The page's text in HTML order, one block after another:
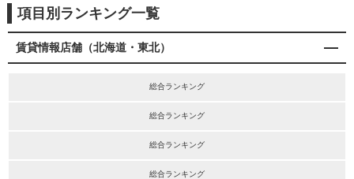
項目別ランキング一覧
賃貸情報店舗（北海道・東北）
総合ランキング
総合ランキング
総合ランキング
総合ランキング